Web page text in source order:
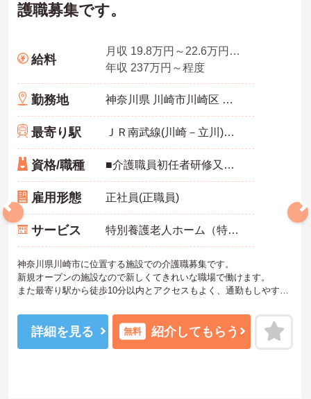
護職募集です。
給料
月収 19.8万円～22.6万円程度 諸手当込
年収 237万円～程度
勤務地 神奈川県 川崎市川崎区 日進町5-1
最寄り駅 ＪＲ南武線(川崎－立川)「八丁畷駅」徒歩6分
資格/職種 ■介護職員初任者研修又はホームヘルパー2級以上の資格をお持ちの方※無資格の方もご相談ください
雇用形態 正社員(正職員)
サービス 特別養護老人ホーム（特養）
神奈川県川崎市に位置する施設での介護職募集です。
新規オープンの施設なので新しくてきれいな職場で働けます。
また最寄り駅から徒歩10分以内とアクセスもよく、通勤もしやすい
ごご興味をお持ちの方はお気軽にお問い合わせくださいをお持ちの
方はお気軽にお問い合わせください。
詳細を見る 無料 紹介してもらう